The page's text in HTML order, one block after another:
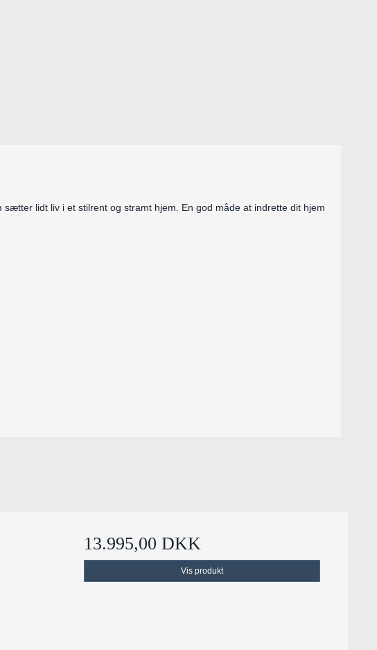
lidt liv i et stilrent og stramt hjem. En god måde at indrette dit hjem
13.995,00 DKK
Vis produkt